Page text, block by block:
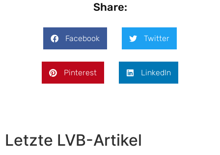
Share:
Facebook Twitter
Pinterest LinkedIn
Letzte LVB-Artikel